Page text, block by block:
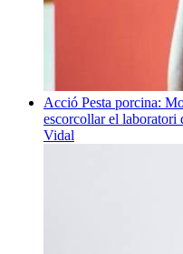
Acció Pesta porcina:
escorcollar el
Vidal